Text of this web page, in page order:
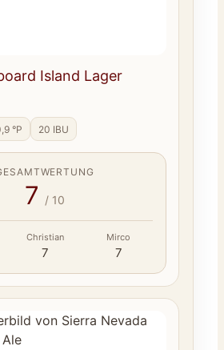
Island Lager
°P 20 IBU
7 / 10
Christian
7
Mirco
7